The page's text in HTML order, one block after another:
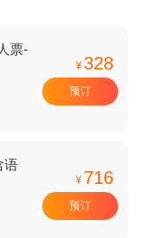
票-
¥328
预订
语
¥ 716
预订